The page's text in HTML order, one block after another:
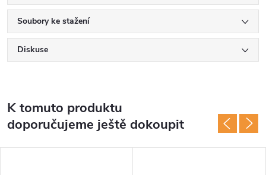
Soubory ke stažení
Diskuse
K tomuto produktu
doporučujeme ještě dokoupit